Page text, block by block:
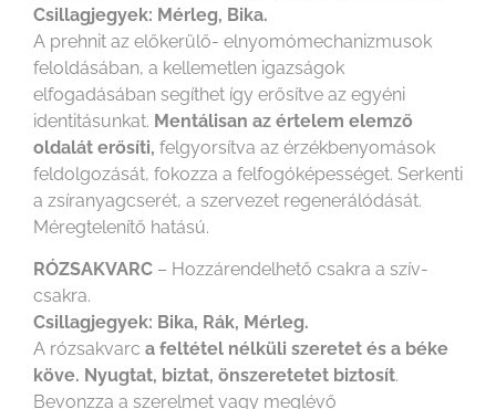
Csillagjegyek: Mérleg, Bika.
A prehnit az előkerülő- elnyomómechanizmusok
feloldásában, a kellemetlen igazságok
elfogadásában segíthet így erősítve az egyéni
identitásunkat. Mentálisan az értelem elemző
oldalát erősíti, felgyorsítva az érzékbenyomások
feldolgozását, fokozza a felfogóképességet. Serkenti
a zsíranyagcserét, a szervezet regenerálódását.
Méregtelenítő hatású.
RÓZSAKVARC – Hozzárendelhető csakra a szív-
csakra.
Csillagjegyek: Bika, Rák, Mérleg.
A rózsakvarc a feltétel nélküli szeretet és a béke
köve. Nyugtat, biztat, önszeretetet biztosít.
Bevonzza a szerelmet vagy meglévő